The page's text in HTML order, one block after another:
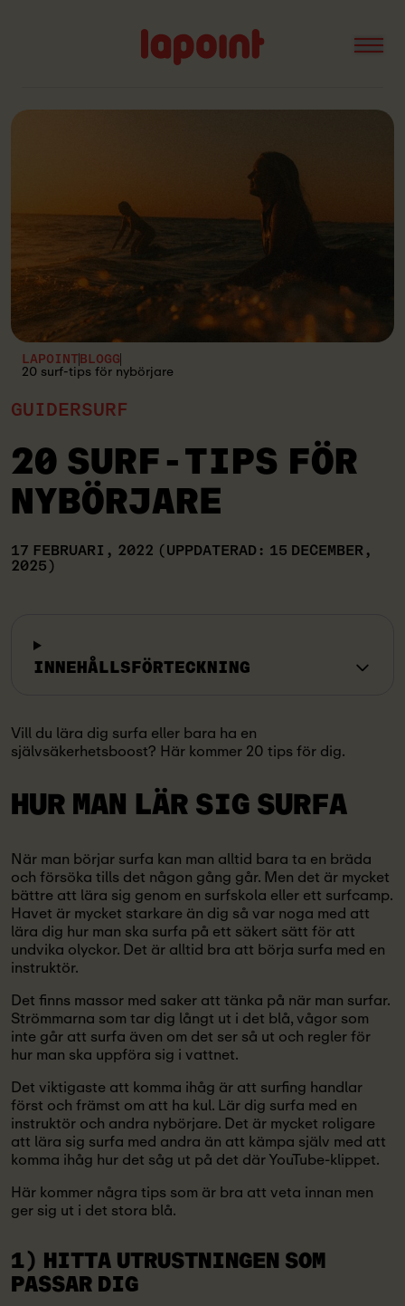
Lapoint
LAPOINT BLOGG
20 surf-tips för nybörjare
GUIDERSURF
20 SURF-TIPS FÖR
NYBÖRJARE
17 FEBRUARI, 2022 (UPPDATERAD: 15 DECEMBER,
2025)
INNEHÅLLSFÖRTECKNING
Vill du lära dig surfa eller bara ha en
självsäkerhetsboost? Här kommer 20 tips för dig.
HUR MAN LÄR SIG SURFA
När man börjar surfa kan man alltid bara ta en bräda
och försöka tills det någon gång går. Men det är mycket
bättre att lära sig genom en surfskola eller ett surfcamp.
Havet är mycket starkare än dig så var noga med att
lära dig hur man ska surfa på ett säkert sätt för att
undvika olyckor. Det är alltid bra att börja surfa med en
instruktör.
Det finns massor med saker att tänka på när man surfar.
Strömmarna som tar dig långt ut i det blå, vågor som
inte går att surfa även om det ser så ut och regler för
hur man ska uppföra sig i vattnet.
Det viktigaste att komma ihåg är att surfing handlar
först och främst om att ha kul. Lär dig surfa med en
instruktör och andra nybörjare. Det är mycket roligare
att lära sig surfa med andra än att kämpa själv med att
komma ihåg hur det såg ut på det där YouTube-klippet.
Här kommer några tips som är bra att veta innan men
ger sig ut i det stora blå.
1) HITTA UTRUSTNINGEN SOM
PASSAR DIG